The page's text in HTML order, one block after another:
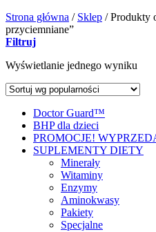
Strona główna / Sklep /Produkty
przyciemniane”
Filtruj
Wyświetlanie jednego wyniku
Doctor Guard™
BHP dla dzieci
PROMOCJE!
SUPLEMENTY DIETY
Minerały
Witaminy
Enzymy
Aminokwasy
Pakiety
Specjalne